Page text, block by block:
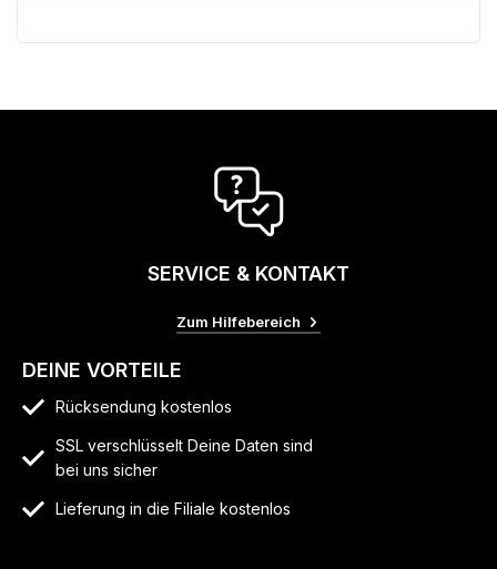
SERVICE & KONTAKT
Zum Hilfebereich
DEINE VORTEILE
Rücksendung kostenlos
SSL verschlüsselt Deine Daten sind
bei uns sicher
Lieferung in die Filiale kostenlos